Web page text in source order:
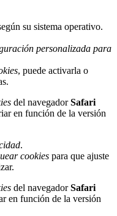
su sistema operativo.
personalizada para
, puede activarla o
del navegadorSafari
en función de la versión
.
cookies para que ajuste
del navegadorSafari
en función de la versión